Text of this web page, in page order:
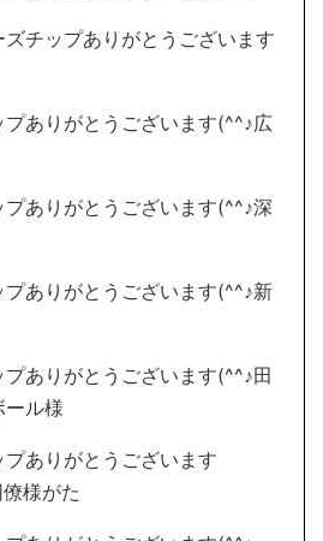
チップありがとうございます
プありがとうございます(^^♪広
プありがとうございます(^^♪深
プありがとうございます(^^♪新
ありがとうございます(^^♪田
ール様
ありがとうございます
様がた